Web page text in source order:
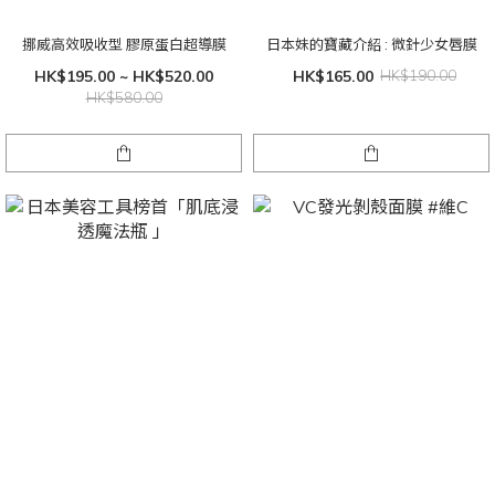
挪威高效吸收型 膠原蛋白超導膜
HK$195.00 ~ HK$520.00
HK$580.00
日本妹的寶藏介紹 : 微針少女唇膜
HK$165.00 HK$190.00